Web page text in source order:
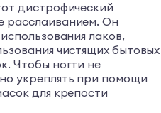
дистрофический
расслаиванием. Он
лаков,
чистящих бытовых
Чтобы ногти не
укреплять при помощи
для крепости